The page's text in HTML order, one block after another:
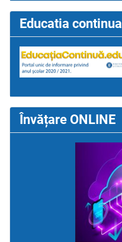
Educatia continua
Învățare ONLINE